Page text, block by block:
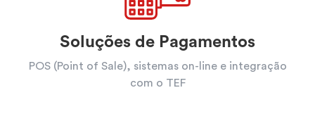
Soluções de Pagamentos
POS (Point of Sale), sistemas on-line e integração
com o TEF